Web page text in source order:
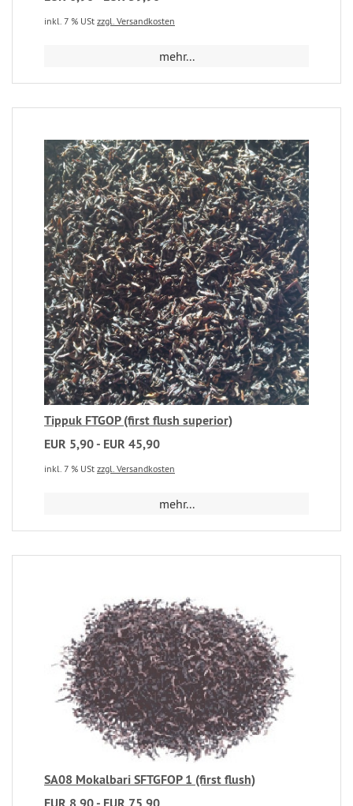
inkl. 7 % USt zzgl. Versandkosten
mehr...
Tippuk FTGOP (first flush superior)
EUR 5,90 - EUR 45,90
inkl. 7 % USt zzgl. Versandkosten
mehr...
SA08 Mokalbari SFTGFOP 1 (first flush)